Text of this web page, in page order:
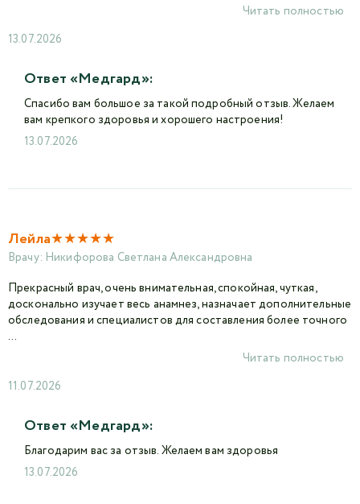
13.07.2026
Читать полностью
Ответ «Медгард»:
Спасибо вам большое за такой подробный отзыв. Желаем
вам крепкого здоровья и хорошего настроения!
13.07.2026
Лейла★★★★★
Врачу: Никифорова Светлана Александровна
Прекрасный врач, очень внимательная, спокойная, чуткая,
досконально изучает весь анамнез, назначает дополнительные
обследования и специалистов для составления более точного
...
11.07.2026
Читать полностью
Ответ «Медгард»:
Благодарим вас за отзыв. Желаем вам здоровья
13.07.2026